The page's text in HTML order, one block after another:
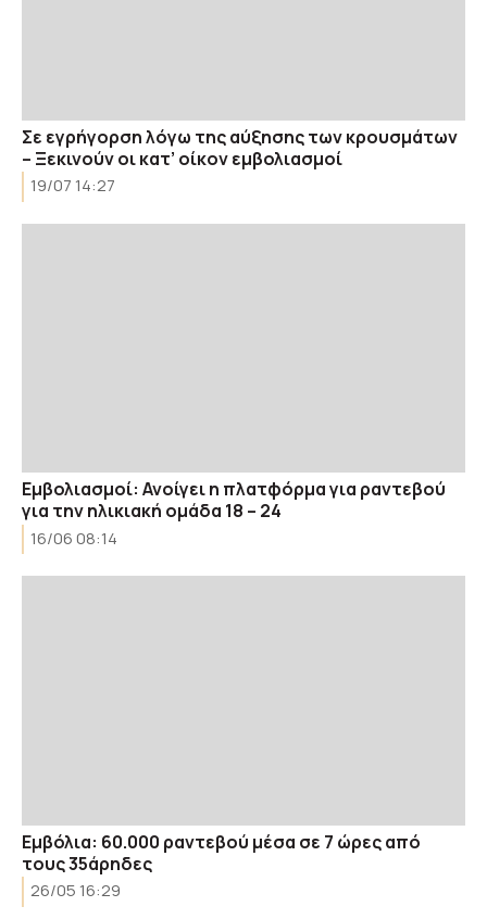
Σε εγρήγορση λόγω της αύξησης των κρουσμάτων
– Ξεκινούν οι κατ’ οίκον εμβολιασμοί
19/07 14:27
Εμβολιασμοί: Ανοίγει η πλατφόρμα για ραντεβού
για την ηλικιακή ομάδα 18 – 24
16/06 08:14
Εμβόλια: 60.000 ραντεβού μέσα σε 7 ώρες από
τους 35άρηδες
26/05 16:29